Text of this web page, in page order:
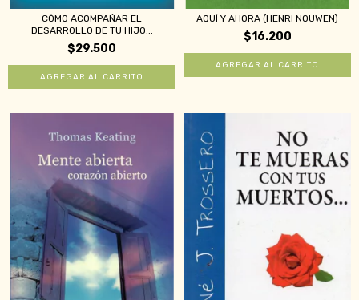
CÓMO ACOMPAÑAR EL
DESARROLLO DE TU HIJO...
$29.500
AQUÍ Y AHORA (HENRI NOUWEN)
$16.200